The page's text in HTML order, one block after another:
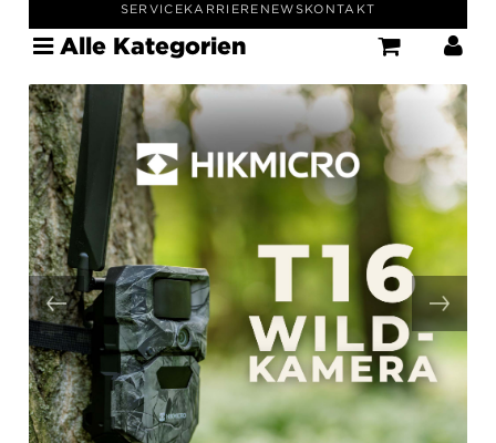
SERVICEKARRIERE NEWSKONTAKT
Alle Kategorien